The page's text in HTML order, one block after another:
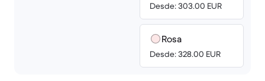
Desde: 303.00 EUR
Rosa
Desde: 328.00 EUR